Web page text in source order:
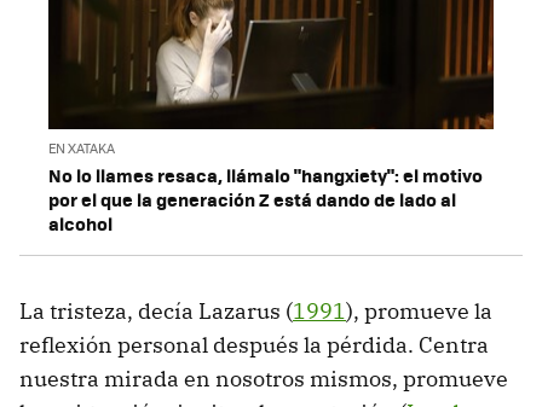
EN XATAKA
No lo llames resaca, llámalo "hangxiety": el motivo
por el que la generación Z está dando de lado al
alcohol
La tristeza, decía Lazarus (1991), promueve la
reflexión personal después la pérdida. Centra
nuestra mirada en nosotros mismos, promueve